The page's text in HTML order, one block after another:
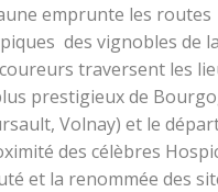
emprunte les routes
des vignobles de
traversent les
prestigieux de
Volnay) et le
des célèbres
et la renommée des